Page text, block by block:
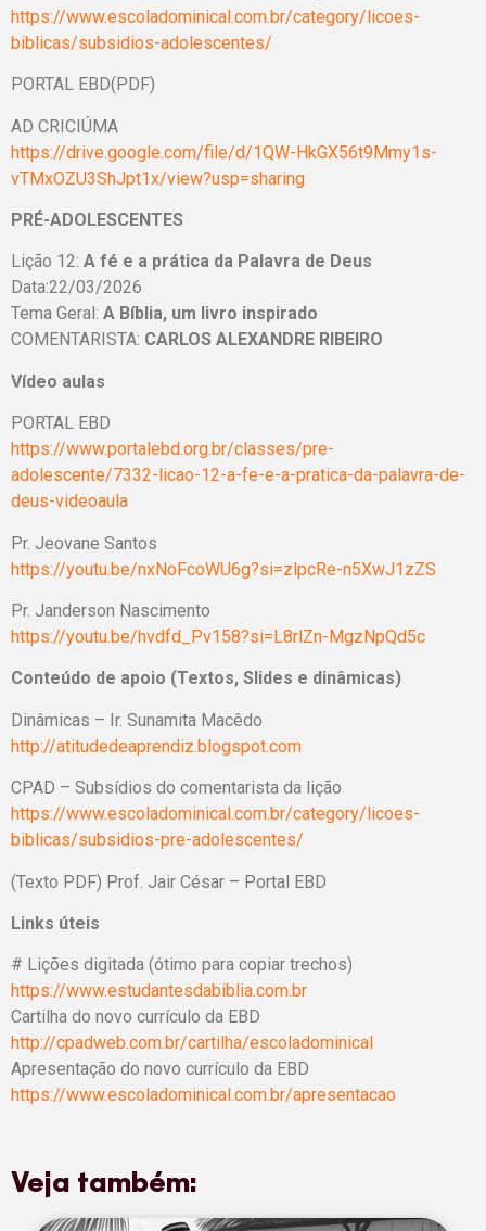
https://www.escoladominical.com.br/category/licoes-
biblicas/subsidios-adolescentes/
PORTAL EBD(PDF)
AD CRICIÚMA
https://drive.google.com/file/d/1QW-HkGX56t9Mmy1s-
vTMxOZU3ShJpt1x/view?usp=sharing
PRÉ-ADOLESCENTES
Lição 12: A fé e a prática da Palavra de Deus
Data:22/03/2026
Tema Geral: A Bíblia, um livro inspirado
COMENTARISTA: CARLOS ALEXANDRE RIBEIRO
Vídeo aulas
PORTAL EBD
https://www.portalebd.org.br/classes/pre-
adolescente/7332-licao-12-a-fe-e-a-pratica-da-palavra-de-
deus-videoaula
Pr. Jeovane Santos
https://youtu.be/nxNoFcoWU6g?si=zlpcRe-n5XwJ1zZS
Pr. Janderson Nascimento
https://youtu.be/hvdfd_Pv158?si=L8rlZn-MgzNpQd5c
Conteúdo de apoio (Textos, Slides e dinâmicas)
Dinâmicas – Ir. Sunamita Macêdo
http://atitudedeaprendiz.blogspot.com
CPAD – Subsídios do comentarista da lição
https://www.escoladominical.com.br/category/licoes-
biblicas/subsidios-pre-adolescentes/
(Texto PDF) Prof. Jair César – Portal EBD
Links úteis
# Lições digitada (ótimo para copiar trechos)
https://www.estudantesdabiblia.com.br
Cartilha do novo currículo da EBD
http://cpadweb.com.br/cartilha/escoladominical
Apresentação do novo currículo da EBD
https://www.escoladominical.com.br/apresentacao
Veja também: